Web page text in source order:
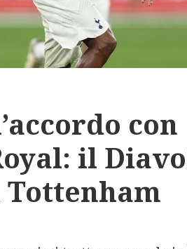
con
il